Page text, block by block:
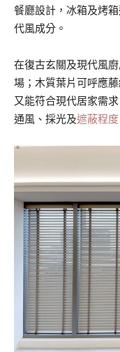
餐廳設計，冰箱及烤
代風成分。
在復古玄關及現代風
場；木質葉片可呼應
又能符合現代居家需
通風、採光及遮蔽程度